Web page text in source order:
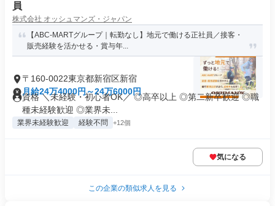
員
株式会社 オッシュマンズ・ジャパン
【ABC-MARTグループ｜転勤なし】地元で働ける正社員／接客・
販売経験を活かせる・賞与年...
〒160-0022東京都新宿区新宿
月給24万4000円～24万6000円
資格 ＼未経験・初心者OK／ ◎高卒以上 ◎第二新卒歓迎 ◎職
種未経験歓迎 ◎業界未...
業界未経験歓迎 経験不問 +12個
気になる
この企業の類似求人を見る